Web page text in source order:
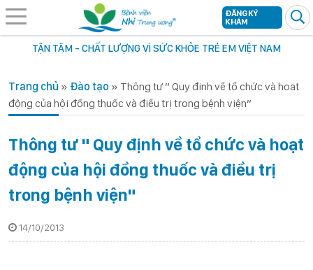
TẬN TÂM - CHẤT LƯỢNG VÌ SỨC KHỎE TRẺ EM VIỆT NAM
ĐĂNG KÝ
KHÁM
Trang chủ » Đào tạo » Thông tư ” Quy định về tổ chức và hoạt
động của hội đồng thuốc và điều trị trong bệnh viện”
Thông tư " Quy định về tổ chức và hoạt
động của hội đồng thuốc và điều trị
trong bệnh viện"
14/10/2013